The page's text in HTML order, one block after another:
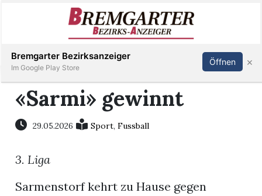
Immobilien
Stellen
Inserieren Abonnieren Anmelden
«Sarmi» gewinnt
29.05.2026 Sport,Fussball
3. Liga
Sarmenstorf kehrt zu Hause gegen
Bremgarter Bezirksanzeiger
Im Google Play Store
Öffnen ×